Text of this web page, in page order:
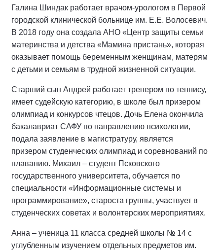
Галина Шиндак работает врачом-урологом в Первой
городской клинической больнице им. Е.Е. Волосевич.
В 2018 году она создала АНО «Центр защиты семьи
материнства и детства «Мамина пристань», которая
оказывает помощь беременным женщинам, матерям
с детьми и семьям в трудной жизненной ситуации.
Старший сын Андрей работает тренером по теннису,
имеет судейскую категорию, в школе был призером
олимпиад и конкурсов чтецов. Дочь Елена окончила
бакалавриат САФУ по направлению психологии,
подала заявление в магистратуру, является
призером студенческих олимпиад и соревнований по
плаванию. Михаил – студент Псковского
государственного университета, обучается по
специальности «Информационные системы и
программирование», староста группы, участвует в
студенческих советах и волонтерских мероприятиях.
Анна – ученица 11 класса средней школы № 14 с
углубленным изучением отдельных предметов им.